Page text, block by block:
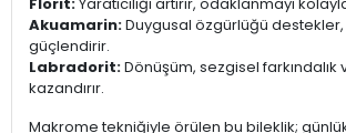
Akuamarin:Duygusal özgürlüğü
güçlendirir.
Labradorit:Dönüşüm, sezgisel farkındalık
kazandırır.
Makrome tekniğiyle örülen bu bileklik;